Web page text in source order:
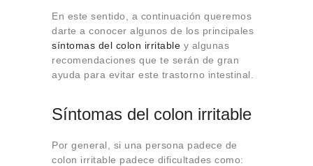
En este sentido, a continuación queremos
darte a conocer algunos de los principales
síntomas del colon irritable y algunas
recomendaciones que te serán de gran
ayuda para evitar este trastorno intestinal.
Síntomas del colon irritable
Por general, si una persona padece de
colon irritable padece dificultades como: